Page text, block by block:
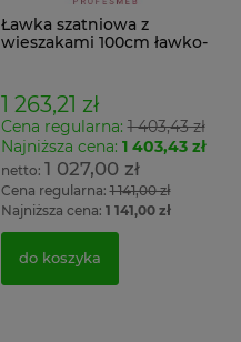
Ławka szatniowa z
wieszakami 100cm ławko-
1 263,21 zł
Cena regularna:1 403,43 zł
Najniższa cena: 1 403,43 zł
1 027,00 zł
Cena regularna:1 141,00 zł
Najniższa cena: 1 141,00 zł
do koszyka